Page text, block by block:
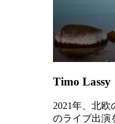
Timo Lassy
2021年、北
のライブ出演